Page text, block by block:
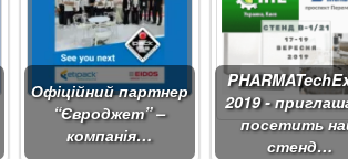
Офіційний партнер
“Євроджет” –
компанія…
2019 -
посетить
стенд…